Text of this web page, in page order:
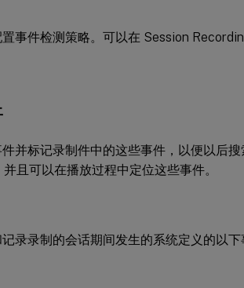
事件检测策略。可以在 Session
并标记录制件中的这些事件，以便以后
且可以在播放过程中定位这些事件。
录录制的会话期间发生的系统定义的以下